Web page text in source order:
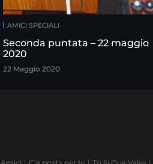
AMICI SPECIALI
Seconda puntata – 22 maggio
2020
22 Maggio 2020